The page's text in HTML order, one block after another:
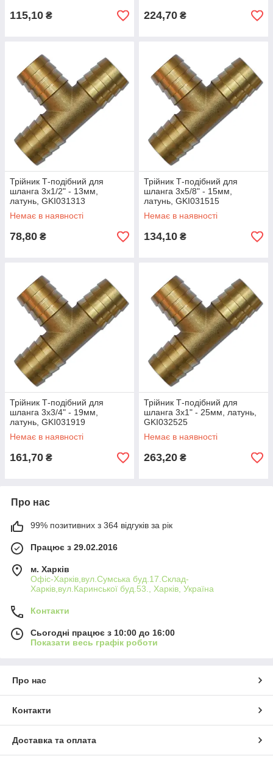
115,10 ₴ 224,70 ₴
Трійник Т-подібний для
шланга 3х1/2" - 13мм,
латунь, GKI031313
Немає в наявності
78,80 ₴
Трійник Т-подібний для
шланга 3х5/8" - 15мм,
латунь, GKI031515
Немає в наявності
134,10 ₴
Трійник Т-подібний для
шланга 3х3/4" - 19мм,
латунь, GKI031919
Немає в наявності
161,70 ₴
Трійник Т-подібний для
шланга 3х1" - 25мм, латунь,
GKI032525
Немає в наявності
263,20 ₴
Про нас
99% позитивних з 364 відгуків за рік
Працює з 29.02.2016
м. Харків
Офіс-Харків,вул.Сумська буд.17.Склад-
Харків,вул.Каринської буд.53., Харків, Україна
Контакти
Сьогодні працює з 10:00 до 16:00
Показати весь графік роботи
Про нас
Контакти
Доставка та оплата